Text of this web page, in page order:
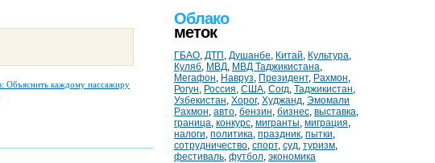
Объяснить каждому пассажиру
Облако
меток
ГБАО, ДТП , Душанбе, Китай, Культура,
Куляб, МВД, МВД Таджикистана,
Мегафон, Навруз, Президент, Рахмон,
Рогун, Россия, США, Согд, Таджикистан,
Узбекистан, Хорог, Худжанд, Эмомали
Рахмон, авто, бензин, бизнес, выставка,
граница, конкурс, мигранты, миграция,
налоги, политика, праздник, пытки,
сотрудничество, спорт, суд, туризм,
фестиваль, футбол, экономика